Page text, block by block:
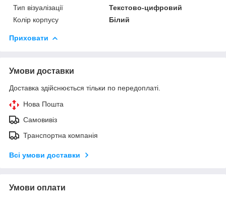
Тип візуалізації
Текстово-цифровий
Колір корпусу
Білий
Приховати
Умови доставки
Доставка здійснюється тільки по передоплаті.
Нова Пошта
Самовивіз
Транспортна компанія
Всі умови доставки
Умови оплати